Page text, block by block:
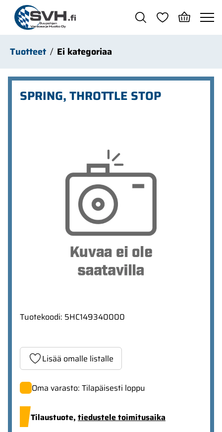
Siirry pääsisältöön
Tuotteet Ei kategoriaa
SPRING, THROTTLE STOP
Tuotekoodi: 5HC149340000
Lisää omalle listalle
Oma varasto: Tilapäisesti loppu
Tilaustuote, tiedustele toimitusaika